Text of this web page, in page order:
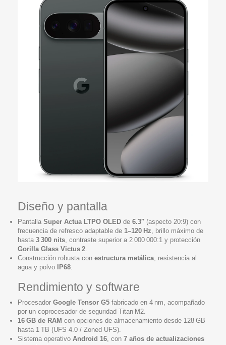
Diseño y pantalla
Pantalla Super Actua LTPO OLED de 6.3″ (aspecto 20:9) con
frecuencia de refresco adaptable de 1–120 Hz, brillo máximo de
hasta 3 300 nits, contraste superior a 2 000 000:1 y protección
Gorilla Glass Victus 2.
Construcción robusta con estructura metálica, resistencia al
agua y polvo
IP68.
Rendimiento y software
Procesador Google Tensor G5 fabricado en 4 nm, acompañado
por un coprocesador de seguridad Titan M2.
16 GB de RAM con opciones de almacenamiento desde 128 GB
hasta 1 TB (UFS 4.0 / Zoned UFS).
Sistema operativo Android 16, con 7 años de actualizaciones